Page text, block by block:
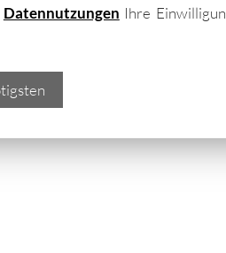
Blumenkübel und
sind…
Datennutzungen Ihre